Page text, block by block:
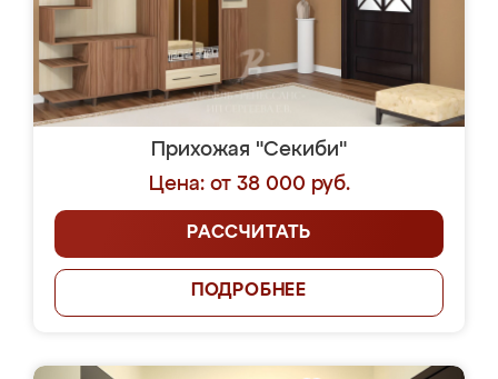
Прихожая "Секиби"
Цена: от 38 000 руб.
РАССЧИТАТЬ
ПОДРОБНЕЕ